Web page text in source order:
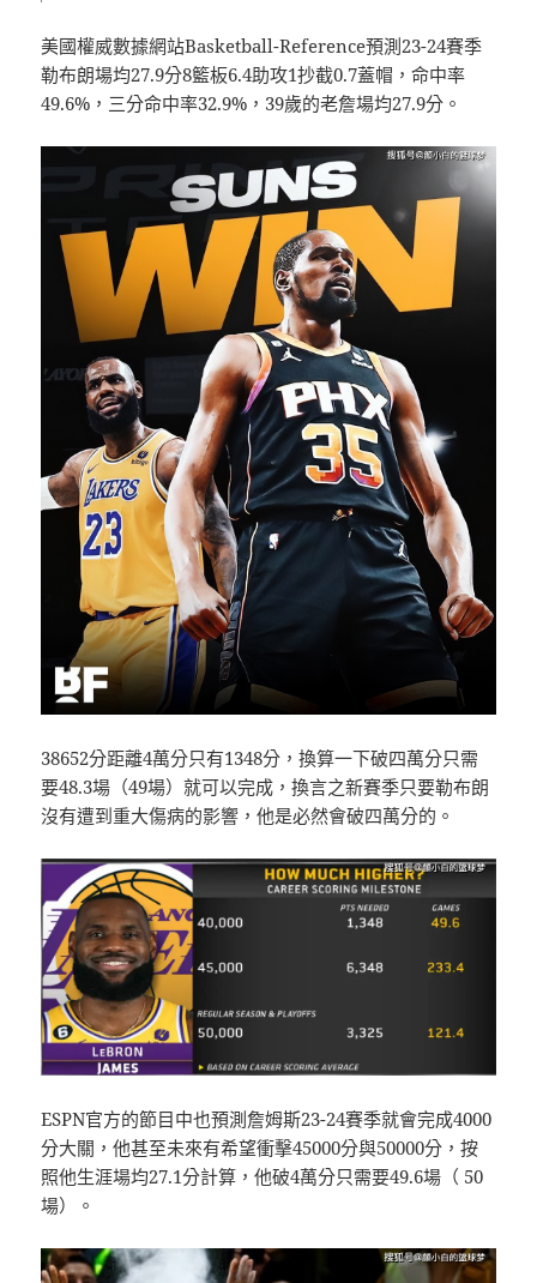
美國權威數據網站Basketball-Reference預測23-24賽季
勒布朗場均27.9分8籃板6.4助攻1抄截0.7蓋帽，命中率
49.6%，三分命中率32.9%，39歲的老詹場均27.9分。
38652分距離4萬分只有1348分，換算一下破四萬分只需
要48.3場（49場）就可以完成，換言之新賽季只要勒布朗
沒有遭到重大傷病的影響，他是必然會破四萬分的。
ESPN官方的節目中也預測詹姆斯23-24賽季就會完成4000
分大關，他甚至未來有希望衝擊45000分與50000分，按
照他生涯場均27.1分計算，他破4萬分只需要49.6場（ 50
場）。